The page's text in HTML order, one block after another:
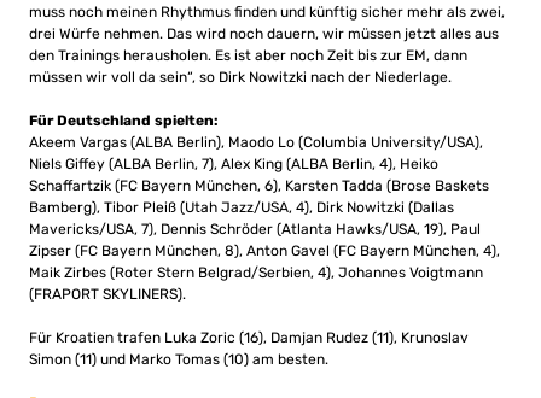
muss noch meinen Rhythmus finden und künftig sicher mehr als zwei,
drei Würfe nehmen. Das wird noch dauern, wir müssen jetzt alles aus
den Trainings herausholen. Es ist aber noch Zeit bis zur EM, dann
müssen wir voll da sein“, so Dirk Nowitzki nach der Niederlage.
Für Deutschland spielten:
Akeem Vargas (ALBA Berlin), Maodo Lo (Columbia University/USA),
Niels Giffey (ALBA Berlin, 7), Alex King (ALBA Berlin, 4), Heiko
Schaffartzik (FC Bayern München, 6), Karsten Tadda (Brose Baskets
Bamberg), Tibor Pleiß (Utah Jazz/USA, 4), Dirk Nowitzki (Dallas
Mavericks/USA, 7), Dennis Schröder (Atlanta Hawks/USA, 19), Paul
Zipser (FC Bayern München, 8), Anton Gavel (FC Bayern München, 4),
Maik Zirbes (Roter Stern Belgrad/Serbien, 4), Johannes Voigtmann
(FRAPORT SKYLINERS).
Für Kroatien trafen Luka Zoric (16), Damjan Rudez (11), Krunoslav
Simon (11) und Marko Tomas (10) am besten.